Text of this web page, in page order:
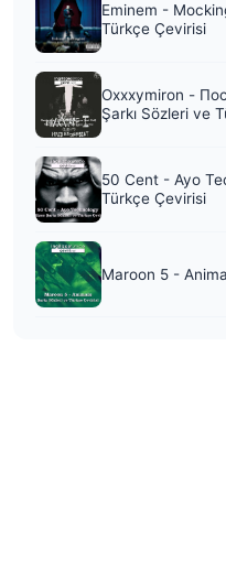
Eminem -
Türkçe Çevirisi
Oxxxymiron -
Şarkı Sözleri ve
50 Cent - Ayo
Türkçe Çevirisi
Maroon 5 -